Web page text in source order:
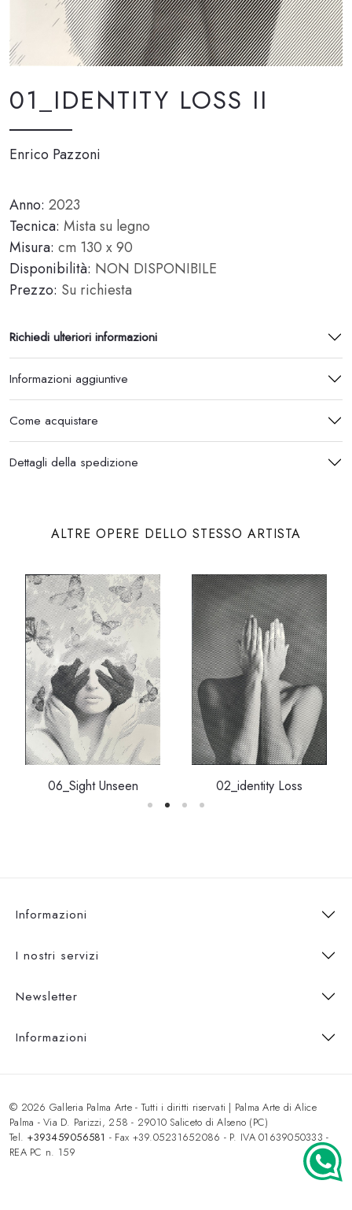
01_IDENTITY LOSS II
Enrico Pazzoni
Anno: 2023
Tecnica: Mista su legno
Misura: cm 130 x 90
Disponibilità: NON DISPONIBILE
Prezzo: Su richiesta
Richiedi ulteriori informazioni
Informazioni aggiuntive
Come acquistare
Dettagli della spedizione
ALTRE OPERE DELLO STESSO ARTISTA
06_Sight Unseen 02_identity Loss
Informazioni
I nostri servizi
Newsletter
Informazioni
© 2026 Galleria Palma Arte - Tutti i diritti riservati | Palma Arte di Alice
Palma - Via D. Parizzi, 258 - 29010 Saliceto di Alseno (PC)
Tel. +393459056581 - Fax +39.05231652086 - P. IVA 01639050333 -
REA PC n. 159